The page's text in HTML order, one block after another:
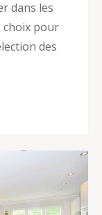
dans les
choix pour
des